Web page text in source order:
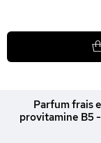
Parfum frais
provitamine B5